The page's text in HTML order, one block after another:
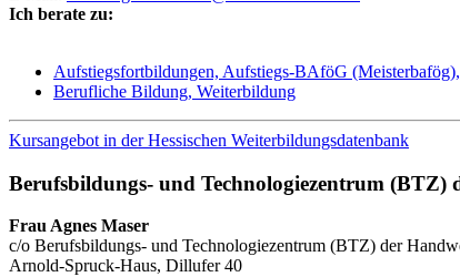
Ich berate zu:
Aufstiegsfortbildungen, Aufstiegs-BAföG
Berufliche Bildung, Weiterbildung
Kursangebot in der Hessischen Weiterbildungsdatenbank
Berufsbildungs- und Technologiezentrum (BTZ)
Frau Agnes Maser
c/o Berufsbildungs- und Technologiezentrum (BTZ) der
Arnold-Spruck-Haus, Dillufer 40